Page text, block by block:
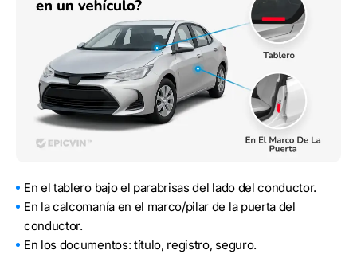
En el tablero bajo el parabrisas del lado del conductor.
En la calcomanía en el marco/pilar de la puerta del
conductor.
En los documentos: título, registro, seguro.